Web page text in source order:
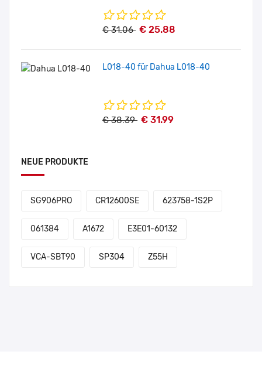
€ 31.06 € 25.88
L018-40 für Dahua L018-40
€ 38.39 € 31.99
NEUE PRODUKTE
SG906PRO CR12600SE 623758-1S2P
061384 A1672 E3E01-60132
VCA-SBT90 SP304 Z55H